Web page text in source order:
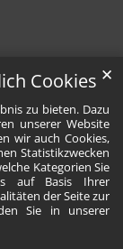
Cookies
zu bieten. Dazu
unserer Website
wir auch Cookies,
Statistikzwecken
Kategorien Sie
auf Basis Ihrer
der Seite zur
Sie in unserer
✕